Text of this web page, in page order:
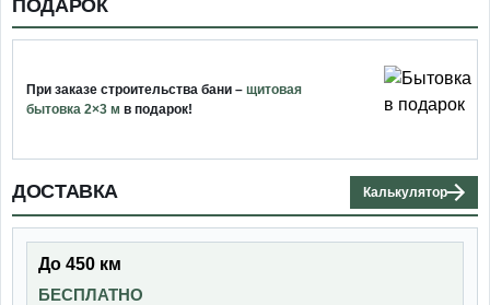
ПОДАРОК
При заказе строительства бани – щитовая
бытовка 2×3 м в подарок!
ДОСТАВКА Калькулятор
До 450 км
БЕСПЛАТНО